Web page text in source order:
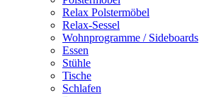
Relax Polstermöbel
Relax-Sessel
Wohnprogramme / Sideboards
Essen
Stühle
Tische
Schlafen